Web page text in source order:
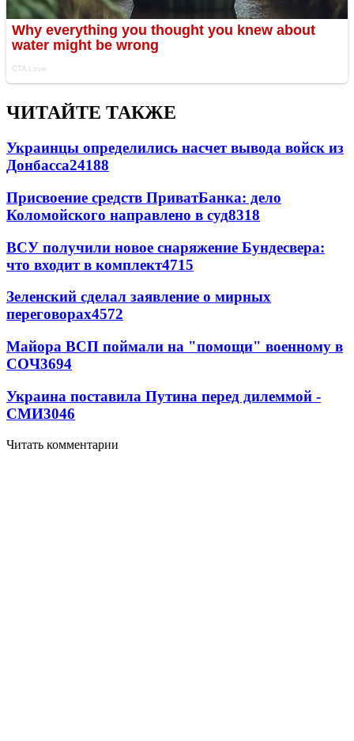
ЧИТАЙТЕ ТАКЖЕ
Украинцы определились насчет вывода войск из
Донбасса24188
Присвоение средств ПриватБанка: дело
Коломойского направлено в суд8318
ВСУ получили новое снаряжение Бундесвера:
что входит в комплект4715
Зеленский сделал заявление о мирных
переговорах4572
Майора ВСП поймали на "помощи" военному в
СОЧ3694
Украина поставила Путина перед дилеммой -
СМИ3046
Читать комментарии